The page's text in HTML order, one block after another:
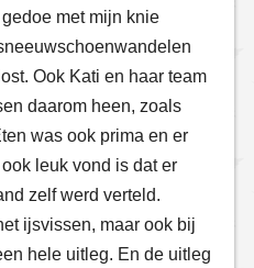
met mijn knie
Ook Kati en haar team
daarom heen, zoals
was ook prima en er
leuk vond is dat er
zelf werd verteld.
ijsvissen, maar ook bij
hele uitleg. En de uitleg